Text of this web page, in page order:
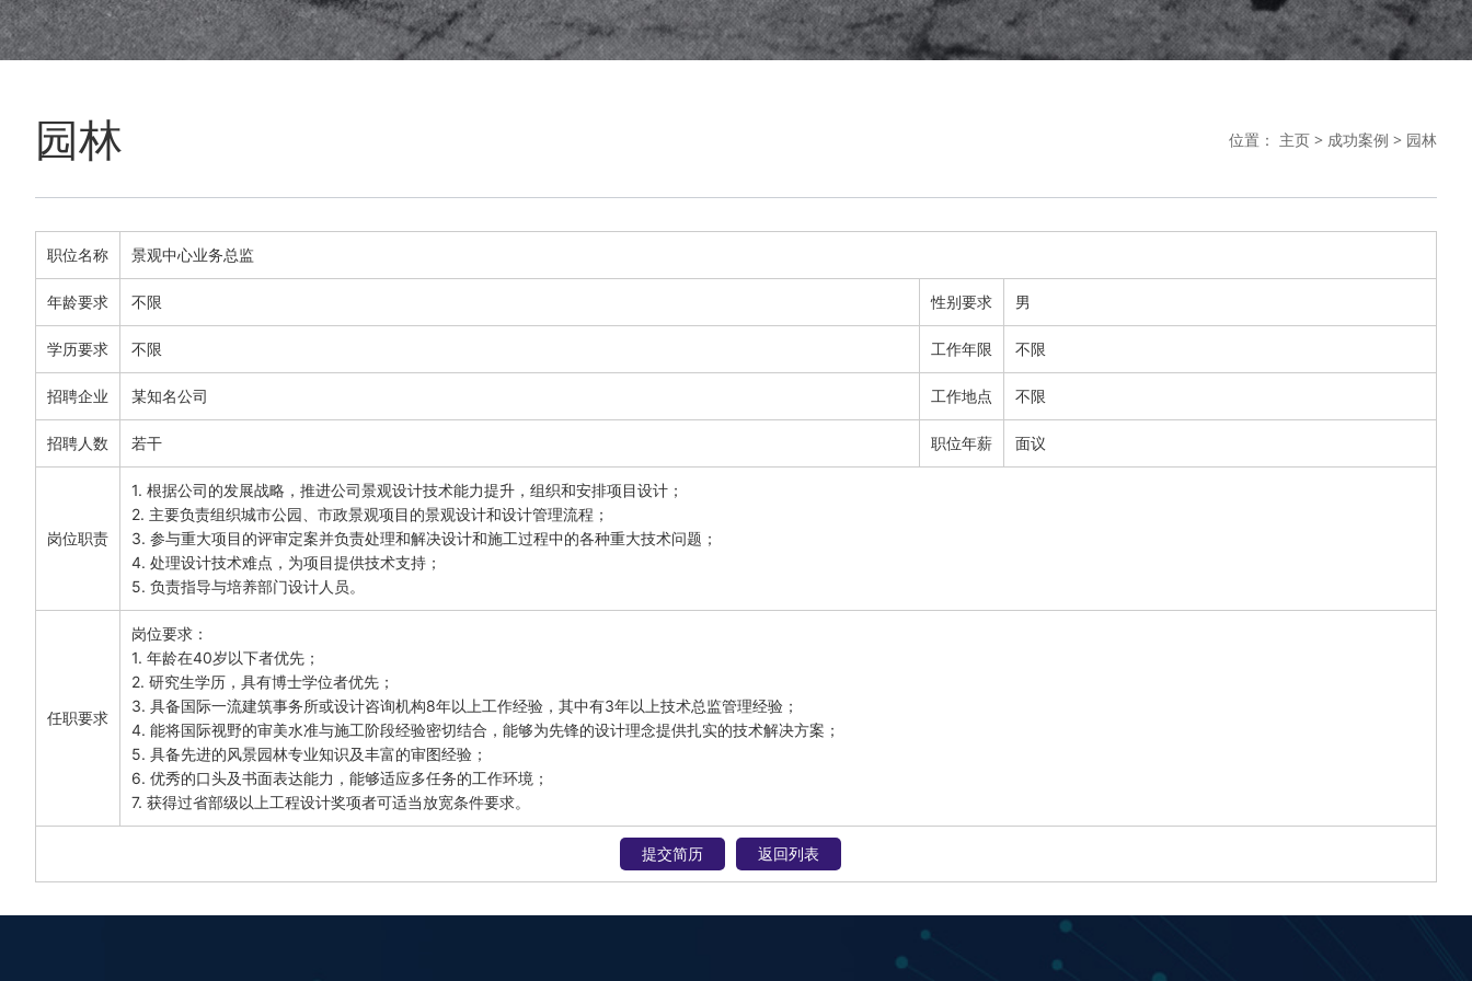
园林 位置： 主页 > 成功案例 > 园林
职位名称 景观中心业务总监
年龄要求 不限 性别要求 男
学历要求 不限 工作年限 不限
招聘企业 某知名公司 工作地点 不限
招聘人数 若干 职位年薪 面议
岗位职责
1. 根据公司的发展战略，推进公司景观设计技术能力提升，组织和安排项目设计；
2. 主要负责组织城市公园、市政景观项目的景观设计和设计管理流程；
3. 参与重大项目的评审定案并负责处理和解决设计和施工过程中的各种重大技术问题；
4. 处理设计技术难点，为项目提供技术支持；
5. 负责指导与培养部门设计人员。
任职要求
岗位要求：
1. 年龄在40岁以下者优先；
2. 研究生学历，具有博士学位者优先；
3. 具备国际一流建筑事务所或设计咨询机构8年以上工作经验，其中有3年以上技术总监管理经验；
4. 能将国际视野的审美水准与施工阶段经验密切结合，能够为先锋的设计理念提供扎实的技术解决方案；
5. 具备先进的风景园林专业知识及丰富的审图经验；
6. 优秀的口头及书面表达能力，能够适应多任务的工作环境；
7. 获得过省部级以上工程设计奖项者可适当放宽条件要求。
提交简历 返回列表